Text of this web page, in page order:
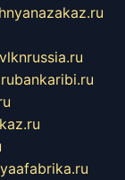
vlknrussia.ru
bankaribi.ru